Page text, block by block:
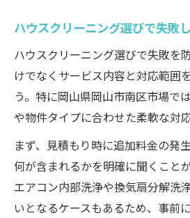
女性スタッフ同行サービ
信頼できる清掃サービス
口コミからわかる安心要
快適な暮らしを叶える清掃
快適生活を支える清掃
暮らしに合ったハウス
術
岡山県岡山市南区市場
ス
ハウスクリーニング選びで失敗
ハウスクリーニング選びで失敗を
けでなくサービス内容と対応範囲
う。特に岡山県岡山市南区市場で
や物件タイプに合わせた柔軟な対
まず、見積もり時に追加料金の発
何が含まれるかを明確に聞くこと
エアコン内部洗浄や換気扇分解洗
いとなるケースもあるため、事前